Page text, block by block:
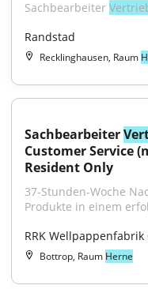
Sachbearbeiter
Randstad
Recklinghausen, Raum
Sachbearbeiter
Customer Service
Resident Only
37-Stunden-Woche
Produkte in einem
RRK Wellpappenfabrik
Bottrop, Raum Herne